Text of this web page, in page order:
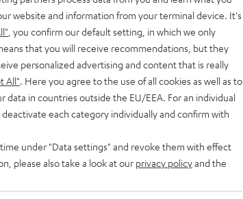
website and information from your terminal device. It's
, you confirm our default setting, in which we only
that you will receive recommendations, but they
personalized advertising and content that is really
All" . Here you agree to the use of all cookies as well as to
data in countries outside the EU/EEA. For an individual
each category individually and confirm with
under "Data settings" and revoke them with effect
please also take a look at our privacy policyand the